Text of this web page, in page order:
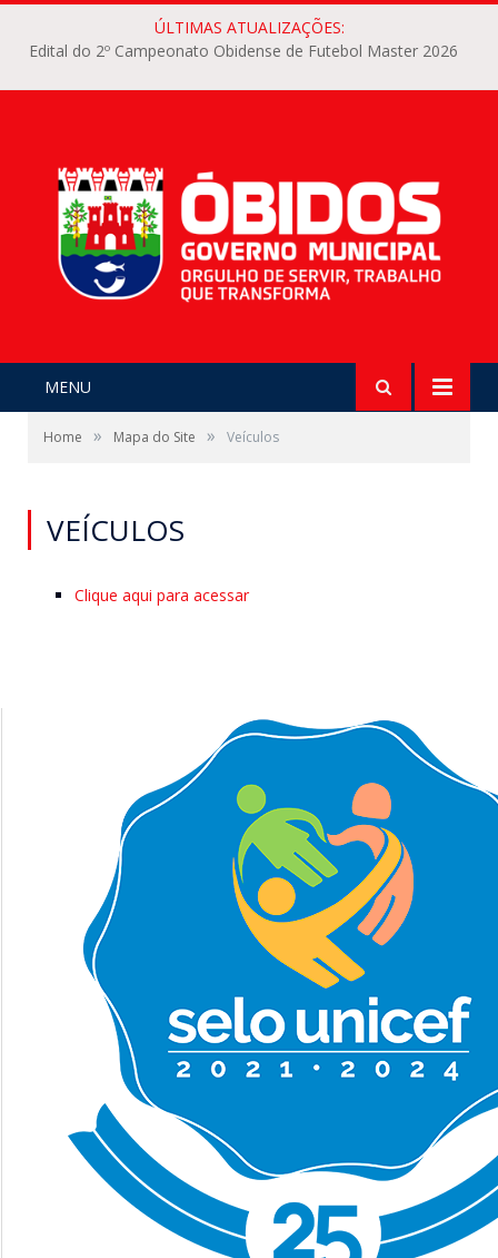
ÚLTIMAS ATUALIZAÇÕES:
Edital do 2º Campeonato Obidense de Futebol Master 2026
MENU
Home » Mapa do Site » Veículos
VEÍCULOS
Clique aqui para acessar